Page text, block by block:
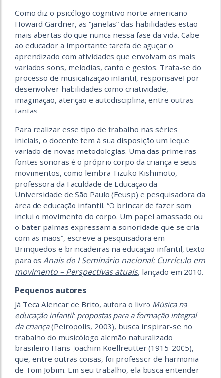
Como diz o psicólogo cognitivo norte-americano
Howard Gardner, as “janelas” das habilidades estão
mais abertas do que nunca nessa fase da vida. Cabe
ao educador a importante tarefa de aguçar o
aprendizado com atividades que envolvam os mais
variados sons, melodias, canto e gestos. Trata-se do
processo de musicalização infantil, responsável por
desenvolver habilidades como criatividade,
imaginação, atenção e autodisciplina, entre outras
tantas.
Para realizar esse tipo de trabalho nas séries
iniciais, o docente tem à sua disposição um leque
variado de novas metodologias. Uma das primeiras
fontes sonoras é o próprio corpo da criança e seus
movimentos, como lembra Tizuko Kishimoto,
professora da Faculdade de Educação da
Universidade de São Paulo (Feusp) e pesquisadora da
área de educação infantil. “O brincar de fazer som
inclui o movimento do corpo. Um papel amassado ou
o bater palmas expressam a sonoridade que se cria
com as mãos”, escreve a pesquisadora em
Brinquedos e brincadeiras na educação infantil, texto
para os Anais do I Seminário nacional: Currículo em
movimento – Perspectivas atuais, lançado em 2010.
Pequenos autores
Já Teca Alencar de Brito, autora o livro Música na
educação infantil: propostas para a formação integral
da criança(Peiropolis, 2003), busca inspirar-se no
trabalho do musicólogo alemão naturalizado
brasileiro Hans-Joachim Koellreutter (1915-2005),
que, entre outras coisas, foi professor de harmonia
de Tom Jobim. Em seu trabalho, ela busca entender